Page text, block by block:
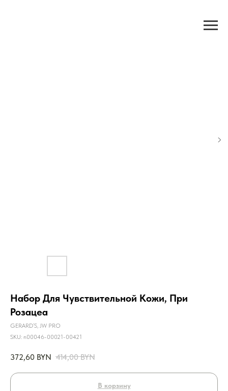
Набор Для Чувствительной Кожи, При
Розацеа
GERARD’S, JW PRO
SKU: n00046-00021-00421
372,60 BYN 414,00 BYN
В корзину